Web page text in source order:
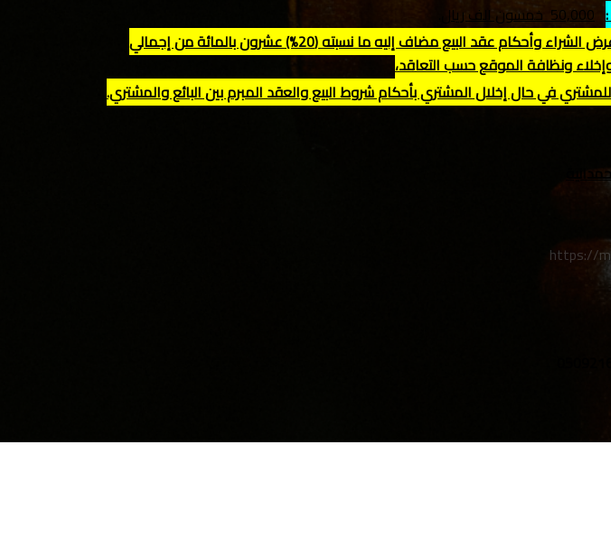
50,000خمسون الف ريال
" عند ترسية البيع يتم دفع مبلغ البيع حسب عرض الشراء وأحكام عقد البيع مضاف إليه ما نسبته (20%) عشرون بالمائة من إجمالي
وإخلاء ونظافة الموقع حسب التعاقد،
في حال إخلال المشتري بأحكام شروط البيع والعقد المبرم بين البائع والمشتري.
https://